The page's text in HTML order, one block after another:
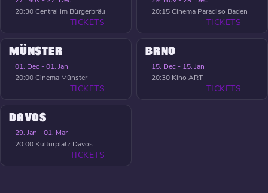
20:30Central im Bürgerbräu
TICKETS
20:15Cinema Paradiso Baden
TICKETS
MÜNSTER
01. Dec - 01. Jan
20:00Cinema Münster
TICKETS
BRNO
15. Dec - 15. Jan
20:30 Kino ART
TICKETS
DAVOS
29. Jan - 01. Mar
20:00 Kulturplatz Davos
TICKETS